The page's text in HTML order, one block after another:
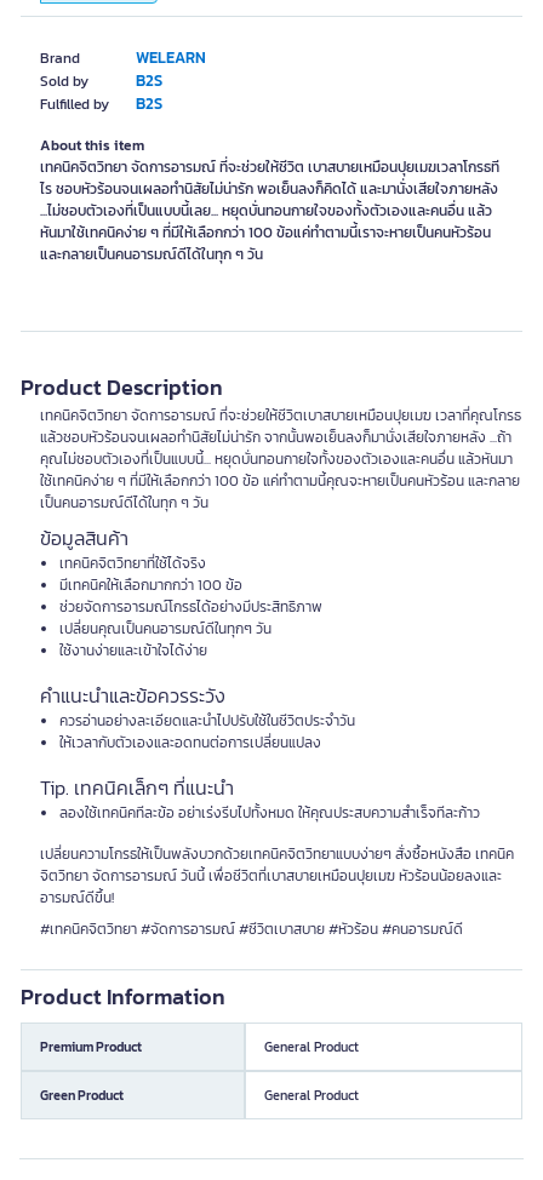
Brand WELEARN
Sold by B2S
Fulfilled by B2S
About this item
เทคนิคจิตวิทยา จัดการอารมณ์ ที่จะช่วยให้ชีวิต เบาสบายเหมือนปุยเมฆเวลาโกรธที
ไร ชอบหัวร้อนจนเผลอทำนิสัยไม่น่ารัก พอเย็นลงก็คิดได้ และมานั่งเสียใจภายหลัง
...ไม่ชอบตัวเองที่เป็นแบบนี้เลย... หยุดบั่นทอนกายใจของทั้งตัวเองและคนอื่น แล้ว
หันมาใช้เทคนิคง่าย ๆ ที่มีให้เลือกกว่า 100 ข้อแค่ทำตามนี้เราจะหายเป็นคนหัวร้อน
และกลายเป็นคนอารมณ์ดีได้ในทุก ๆ วัน
Product Description
เทคนิคจิตวิทยา จัดการอารมณ์ ที่จะช่วยให้ชีวิตเบาสบายเหมือนปุยเมฆ เวลาที่คุณโกรธ
แล้วชอบหัวร้อนจนเผลอทำนิสัยไม่น่ารัก จากนั้นพอเย็นลงก็มานั่งเสียใจภายหลัง ...ถ้า
คุณไม่ชอบตัวเองที่เป็นแบบนี้... หยุดบั่นทอนกายใจทั้งของตัวเองและคนอื่น แล้วหันมา
ใช้เทคนิคง่าย ๆ ที่มีให้เลือกกว่า 100 ข้อ แค่ทำตามนี้คุณจะหายเป็นคนหัวร้อน และกลาย
เป็นคนอารมณ์ดีได้ในทุก ๆ วัน
ข้อมูลสินค้า
เทคนิคจิตวิทยาที่ใช้ได้จริง
มีเทคนิคให้เลือกมากกว่า 100 ข้อ
ช่วยจัดการอารมณ์โกรธได้อย่างมีประสิทธิภาพ
เปลี่ยนคุณเป็นคนอารมณ์ดีในทุกๆ วัน
ใช้งานง่ายและเข้าใจได้ง่าย
คำแนะนำและข้อควรระวัง
ควรอ่านอย่างละเอียดและนำไปปรับใช้ในชีวิตประจำวัน
ให้เวลากับตัวเองและอดทนต่อการเปลี่ยนแปลง
Tip. เทคนิคเล็กๆ ที่แนะนำ
ลองใช้เทคนิคทีละข้อ อย่าเร่งรีบไปทั้งหมด ให้คุณประสบความสำเร็จทีละก้าว
เปลี่ยนความโกรธให้เป็นพลังบวกด้วยเทคนิคจิตวิทยาแบบง่ายๆ สั่งซื้อหนังสือ เทคนิค
จิตวิทยา จัดการอารมณ์ วันนี้ เพื่อชีวิตที่เบาสบายเหมือนปุยเมฆ หัวร้อนน้อยลงและ
อารมณ์ดีขึ้น!
#เทคนิคจิตวิทยา #จัดการอารมณ์ #ชีวิตเบาสบาย #หัวร้อน #คนอารมณ์ดี
Product Information
Premium Product General Product
Green Product General Product